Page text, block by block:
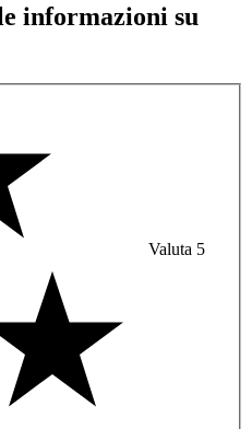
informazioni su
Valuta 5